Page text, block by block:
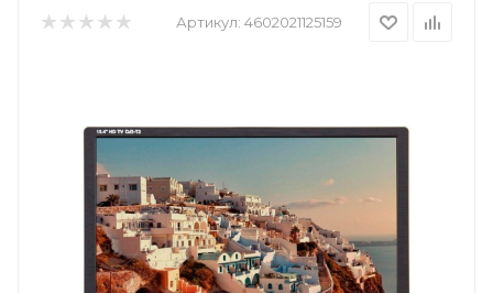
Артикул: 4602021125159